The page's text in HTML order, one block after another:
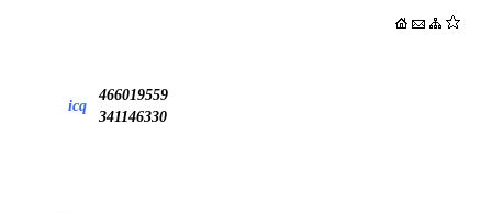
icq
466019559
341146330